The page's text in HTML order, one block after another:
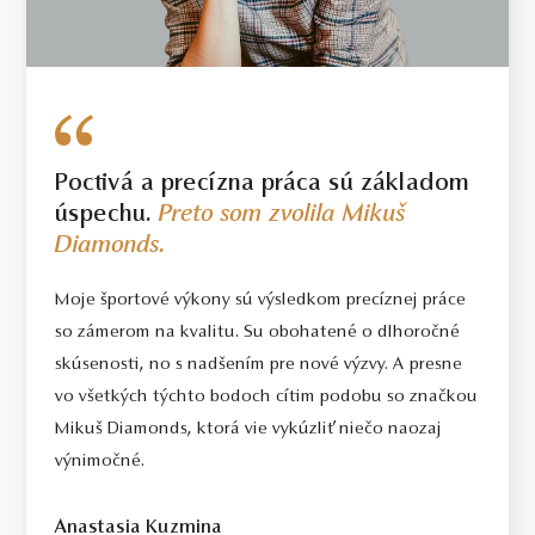
šperkoch môže od uvedenej hmotnosti líšiť o 20%.
Poctivá a precízna práca sú základom
úspechu.Preto som zvolila Mikuš
Diamonds.
Moje športové výkony sú výsledkom precíznej práce
so zámerom na kvalitu. Su obohatené o dlhoročné
skúsenosti, no s nadšením pre nové výzvy. A presne
vo všetkých týchto bodoch cítim podobu so značkou
Mikuš Diamonds, ktorá vie vykúzliť niečo naozaj
výnimočné.
Anastasia Kuzmina